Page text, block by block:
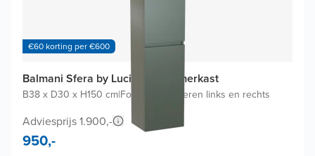
€60 korting per €600
Balmani Sfera by Lucida badkamerkast
B38 x D30 x H150 cm|Forest Scharnieren links en rechts
Adviesprijs 1.900,-
950,-